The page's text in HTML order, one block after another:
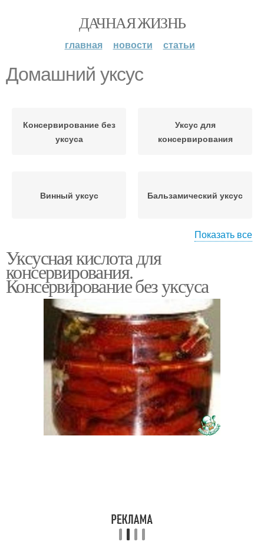
ДАЧНАЯ ЖИЗНЬ
главная новости статьи
Домашний уксус
Консервирование без
уксуса
Уксус для
консервирования
Винный уксус Бальзамический уксус
Яблочный уксус Спиртовой уксус
Рисовый уксус Уксус в рецептах
Показать все
Уксусная кислота для
консервирования.
Консервирование без уксуса